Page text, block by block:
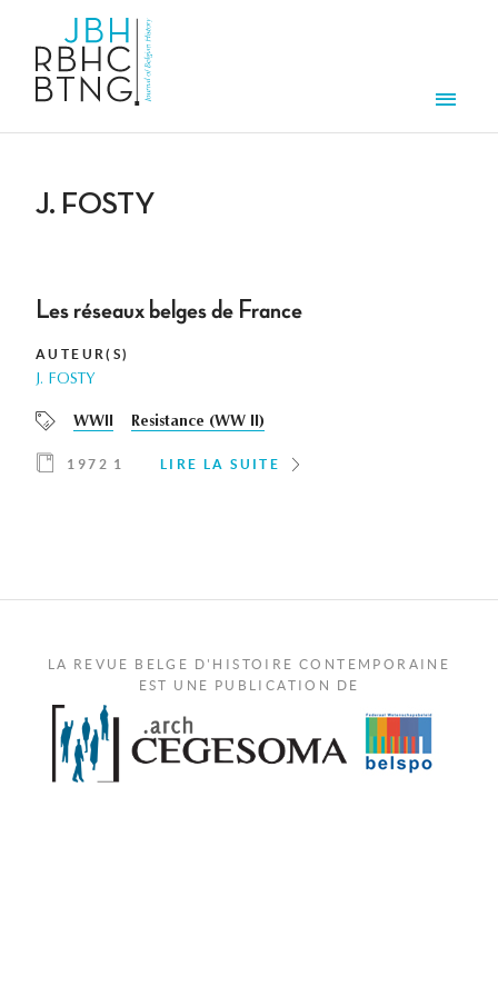
J. FOSTY
Les réseaux belges de France
AUTEUR(S)
J. FOSTY
WWII Resistance (WW II)
1972 1 LIRE LA SUITE
LA REVUE BELGE D'HISTOIRE CONTEMPORAINE
EST UNE PUBLICATION DE